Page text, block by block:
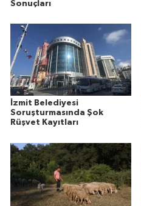
Sonuçları
İzmit Belediyesi
Soruşturmasında Şok
Rüşvet Kayıtları